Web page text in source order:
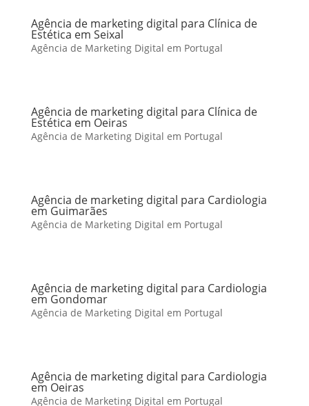
Agência de marketing digital para Clínica de
Estética em Seixal
Agência de Marketing Digital em Portugal
Agência de marketing digital para Clínica de
Estética em Oeiras
Agência de Marketing Digital em Portugal
Agência de marketing digital para Cardiologia
em Guimarães
Agência de Marketing Digital em Portugal
Agência de marketing digital para Cardiologia
em Gondomar
Agência de Marketing Digital em Portugal
Agência de marketing digital para Cardiologia
em Oeiras
Agência de Marketing Digital em Portugal